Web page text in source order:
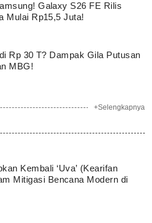
Galaxy S26 FE Rilis
Mulai Rp15,5 Juta!
Rp 30 T? Dampak Gila Putusan
MBG!
+Selengkapnya
Kembali ‘Uva’ (Kearifan
Mitigasi Bencana Modern di